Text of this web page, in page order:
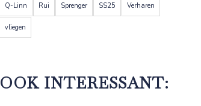
Q-Linn Rui Sprenger SS25 Verharen
vliegen
OOK INTERESSANT: